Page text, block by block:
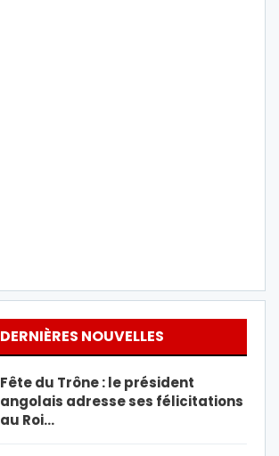
DERNIÈRES NOUVELLES
Fête du Trône : le président
angolais adresse ses félicitations
au Roi…